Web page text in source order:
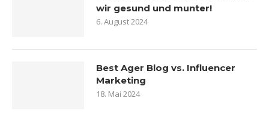
wir gesund und munter!
6. August 2024
Best Ager Blog vs. Influencer
Marketing
18. Mai 2024